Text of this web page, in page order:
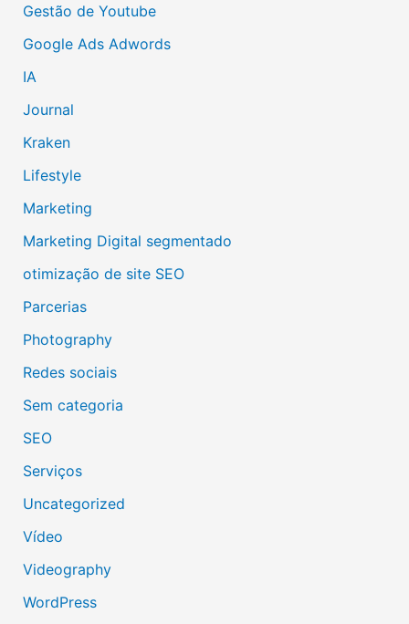
Gestão de Youtube
Google Ads Adwords
IA
Journal
Kraken
Lifestyle
Marketing
Marketing Digital segmentado
otimização de site SEO
Parcerias
Photography
Redes sociais
Sem categoria
SEO
Serviços
Uncategorized
Vídeo
Videography
WordPress